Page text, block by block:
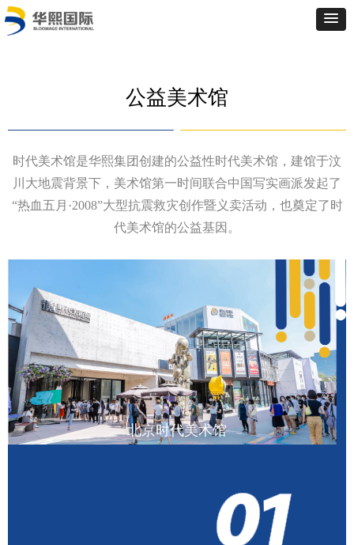
公益美术馆
北京时代美术馆
时代美术馆是华熙集团创建的公益性时代美术馆，建馆于汶
川大地震背景下，美术馆第一时间联合中国写实画派发起了
“热血五月·2008”大型抗震救灾创作暨义卖活动，也奠定了时
代美术馆的公益基因。